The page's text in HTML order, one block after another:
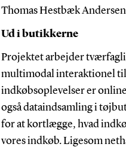
Thomas Hestbæk
Ud i butikkerne
Projektet arbejder
multimodal interaktionel
indkøbsoplevelser er
også dataindsamling i
for at kortlægge, hvad
vores indkøb. Ligesom